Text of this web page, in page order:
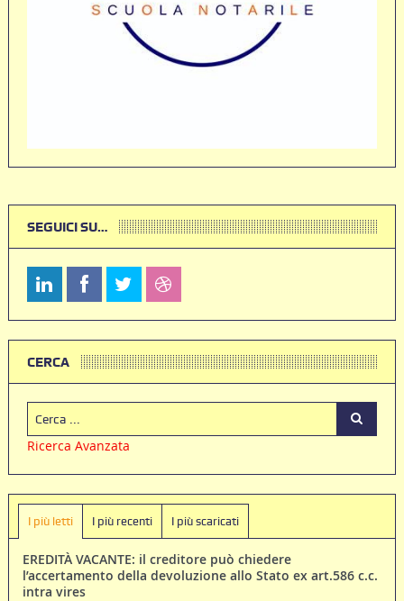
SEGUICI SU…
CERCA
Ricerca Avanzata
I più letti I più recenti I più scaricati
EREDITÀ VACANTE: il creditore può chiedere
l’accertamento della devoluzione allo Stato ex art.586 c.c.
intra vires